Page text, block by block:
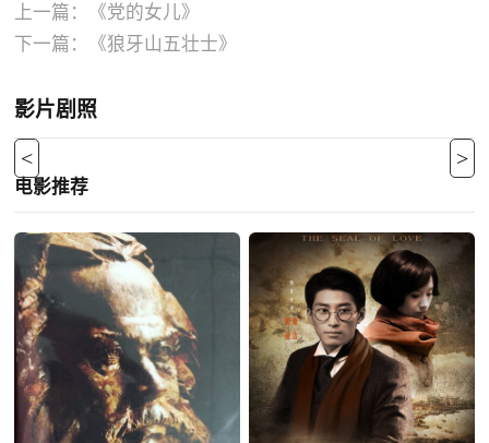
上一篇：
《党的女儿》
下一篇：
《狼牙山五壮士》
影片剧照
< >
电影推荐